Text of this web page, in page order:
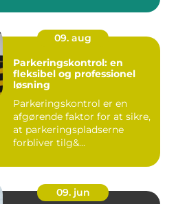
09. aug
Parkeringskontrol: en
fleksibel og professionel
løsning
Parkeringskontrol er en
afgørende faktor for at sikre,
at parkeringspladserne
forbliver tilg&...
09. jun